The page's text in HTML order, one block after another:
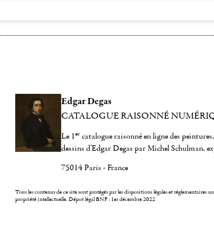
Edgar Degas
CATALOGUE RAISONNÉ
Le 1er catalogue raisonné en ligne des
dessins d'Edgar Degas par Michel Schulman,
75014 Paris - France
Tous les contenus de ce site sont protégés par les dispositions légales et réglementaires
propriété intellectuelle.Dépot légal BNF : 1er décembre 2022